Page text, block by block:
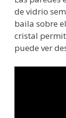
de vidrio
baila sobre
cristal
puede ver